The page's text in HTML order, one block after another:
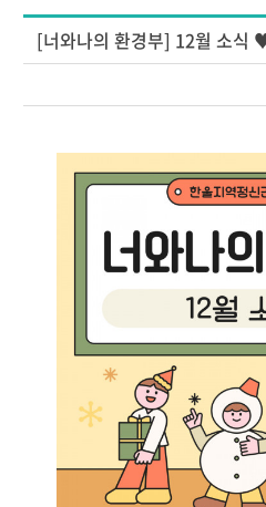
[너와나의 환경부] 12월 소식